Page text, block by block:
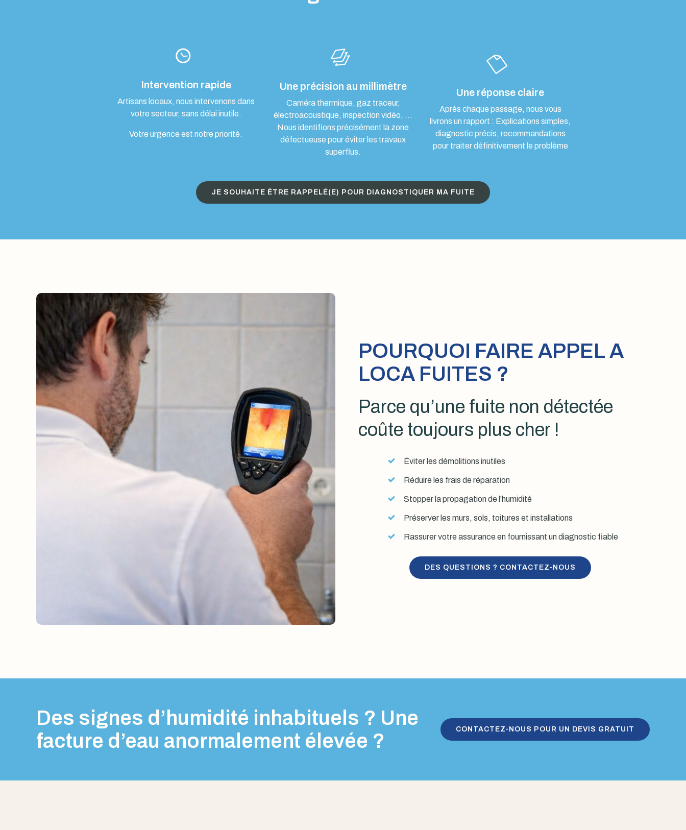
Intervention rapide
Artisans locaux, nous intervenons dans
votre secteur, sans délai inutile.
Votre urgence est notre priorité.
Une précision au millimètre
Caméra thermique, gaz traceur,
électroacoustique, inspection vidéo, …
Nous identifions précisément la zone
défectueuse pour éviter les travaux
superflus.
Une réponse claire
Après chaque passage, nous vous
livrons un rapport : Explications simples,
diagnostic précis, recommandations
pour traiter définitivement le problème
JE SOUHAITE ÊTRE RAPPELÉ(E) POUR DIAGNOSTIQUER MA FUITE
POURQUOI FAIRE APPEL A
LOCA FUITES ?
Parce qu’une fuite non détectée
coûte toujours plus cher !
Éviter les démolitions inutiles
Réduire les frais de réparation
Stopper la propagation de l’humidité
Préserver les murs, sols, toitures et installations
Rassurer votre assurance en fournissant un diagnostic fiable
DES QUESTIONS ? CONTACTEZ-NOUS
Des signes d’humidité inhabituels ? Une
facture d’eau anormalement élevée ?
CONTACTEZ-NOUS POUR UN DEVIS GRATUIT